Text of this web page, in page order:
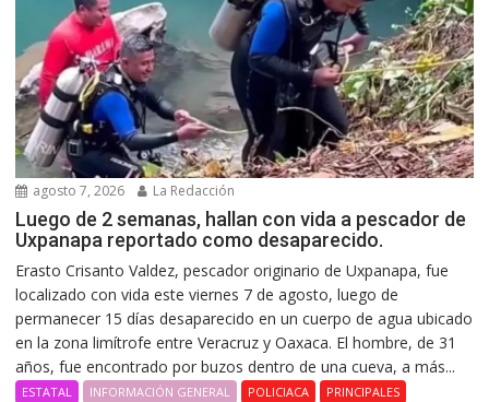
agosto 7, 2026 La Redacción
Luego de 2 semanas, hallan con vida a pescador de
Uxpanapa reportado como desaparecido.
Erasto Crisanto Valdez, pescador originario de Uxpanapa, fue
localizado con vida este viernes 7 de agosto, luego de
permanecer 15 días desaparecido en un cuerpo de agua ubicado
en la zona limítrofe entre Veracruz y Oaxaca. El hombre, de 31
años, fue encontrado por buzos dentro de una cueva, a más...
ESTATAL INFORMACIÓN GENERAL POLICIACA PRINCIPALES